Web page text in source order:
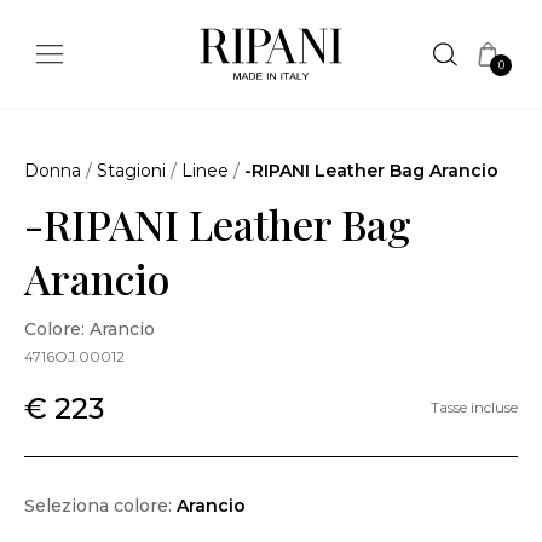
0
Donna / Stagioni / Linee / -RIPANI Leather Bag Arancio
-RIPANI Leather Bag
Arancio
Colore: Arancio
4716OJ.00012
€ 223 Tasse incluse
Seleziona colore: Arancio